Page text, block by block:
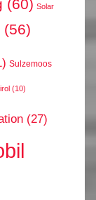
(60) Solar
(56)
Sulzemoos
(10)
(27)